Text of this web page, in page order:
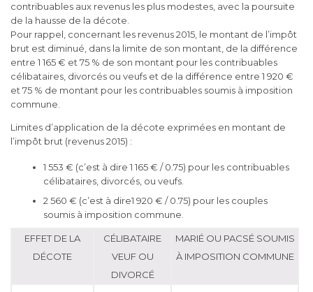
contribuables aux revenus les plus modestes, avec la poursuite
de la hausse de la décote.
Pour rappel, concernant les revenus 2015, le montant de l’impôt
brut est diminué, dans la limite de son montant, de la différence
entre 1 165 € et 75 % de son montant pour les contribuables
célibataires, divorcés ou veufs et de la différence entre 1 920 €
et 75 % de montant pour les contribuables soumis à imposition
commune.
Limites d’application de la décote exprimées en montant de
l’impôt brut (revenus 2015) :
1 553 € (c’est à dire 1 165 € / 0.75) pour les contribuables
célibataires, divorcés, ou veufs.
2 560 € (c’est à dire1 920 € / 0.75) pour les couples
soumis à imposition commune.
EFFET DE LA
DÉCOTE
CÉLIBATAIRE
VEUF OU
DIVORCÉ
MARIÉ OU PACSÉ SOUMIS
À IMPOSITION COMMUNE